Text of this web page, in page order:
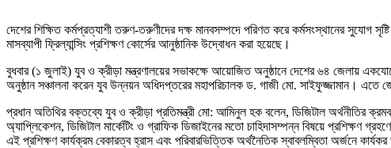
দেশের শিক্ষিত কর্মপ্রত্যাশী তরুণ-তরুণীদের দক্ষ মানবসম্পদে পরিণত করে কর্মসংস্থানের সুযোগ
মাসব্যাপী ফ্রিল্যান্সিং প্রশিক্ষণ কোর্সের আনুষ্ঠানিক উদ্বোধন করা হয়েছে।
বুধবার (১ জুলাই) যুব ও ক্রীড়া মন্ত্রণালয়ের সভাকক্ষে আয়োজিত অনুষ্ঠানে দেশের ৬৪ জেলায়
অনুষ্ঠান সঞ্চালনা করেন যুব উন্নয়ন অধিদপ্তরের মহাপরিচালক ড. গাজী মো. সাইফুজ্জামান। এতে জেলা
প্রধান অতিথির বক্তব্যে যুব ও ক্রীড়া প্রতিমন্ত্রী মো: আমিনুল হক বলেন, ডিজিটাল অর্থনীতির
অ্যাপ্লিকেশন, ডিজিটাল মার্কেটিং ও গ্রাফিক ডিজাইনের মতো চাহিদাসম্পন্ন বিষয়ে প্রশিক্ষণ
এই প্রশিক্ষণ কার্যক্রম বেকারত্ব হ্রাস এবং পরিবারভিত্তিক অর্থনৈতিক স্বাবলম্বিতা অর্জনে